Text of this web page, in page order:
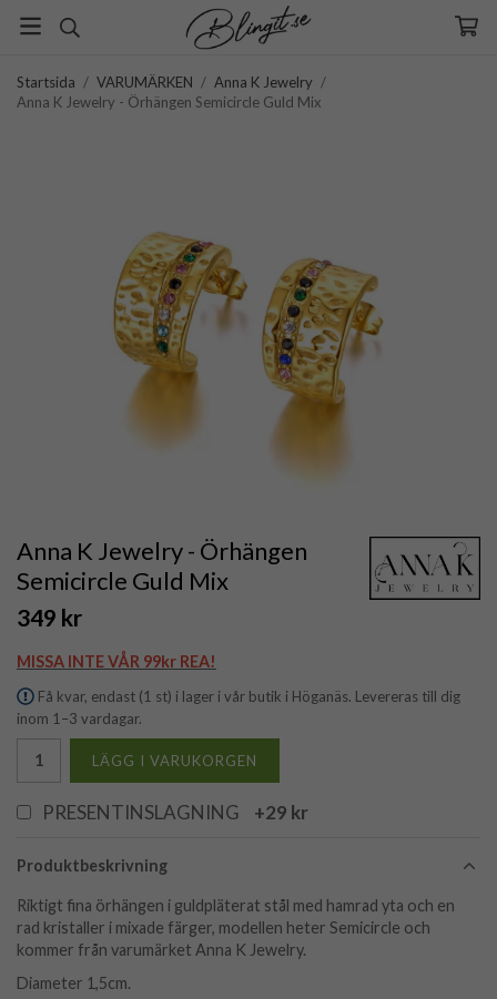
Startsida / VARUMÄRKEN / Anna K Jewelry /
Anna K Jewelry - Örhängen Semicircle Guld Mix
Anna K Jewelry - Örhängen
Semicircle Guld Mix
349 kr
MISSA INTE VÅR 99kr REA!
Få kvar, endast (1 st) i lager i vår butik i Höganäs. Levereras till dig
inom 1–3 vardagar.
LÄGG I VARUKORGEN
PRESENTINSLAGNING +29 kr
Produktbeskrivning
Riktigt fina örhängen i guldpläterat stål med hamrad yta och en
rad kristaller i mixade färger, modellen heter Semicircle och
kommer från varumärket Anna K Jewelry.
Diameter 1,5cm.